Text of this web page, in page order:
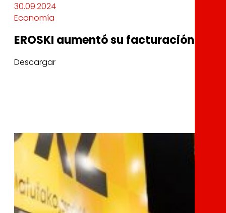
30.09.2024
Economía
EROSKI aumentó su facturación un
Descargar